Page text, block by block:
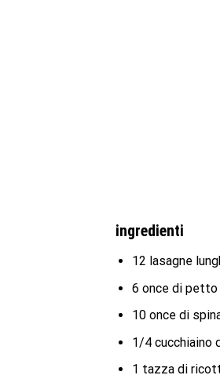
ingredienti
12 lasagne
6 once di petto
10 once di
1/4 cucchiaino
1 tazza di